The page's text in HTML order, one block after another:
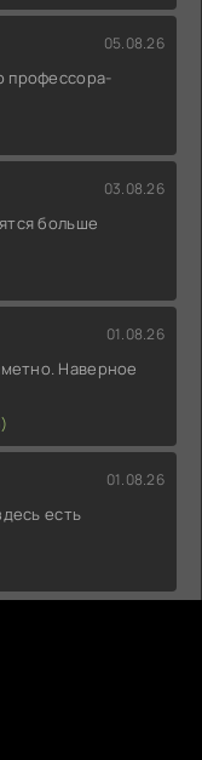
05.08.26
профессора-
03.08.26
больше
01.08.26
Наверное
01.08.26
есть